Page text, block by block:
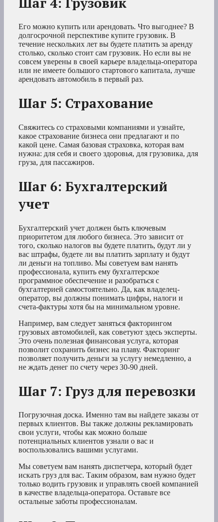
Его можно купить или арендовать. Что выгоднее? В
долгосрочной перспективе купите грузовик. В
течение нескольких лет вы будете платить за аренду
столько, сколько стоит сам грузовик. Но если вы не
совсем уверены в своей карьере владельца-оператора
или не имеете большого стартового капитала, лучше
арендовать автомобиль в первый раз.
Шаг 5: Страхование
Свяжитесь со страховыми компаниями и узнайте,
какое страхование бизнеса они предлагают и по
какой цене. Самая базовая страховка, которая вам
нужна: для себя и своего здоровья, для грузовика, для
груза, для пассажиров.
Шаг 6: Бухгалтерский
учет
Бухгалтерский учет должен быть ключевым
приоритетом для любого бизнеса. Это зависит от
того, сколько налогов вы будете платить, будут ли у
вас штрафы, будете ли вы платить зарплату и будут
ли деньги на топливо. Мы советуем вам нанять
профессионала, купить ему бухгалтерское
программное обеспечение и разобраться с
бухгалтерией самостоятельно. Да, как владелец-
оператор, вы должны понимать цифры, налоги и
счета-фактуры хотя бы на минимальном уровне.
Например, вам следует заняться факторингом
грузовых автомобилей, как советуют здесь эксперты.
Это очень полезная финансовая услуга, которая
позволит сохранить бизнес на плаву. Факторинг
позволяет получить деньги за услугу немедленно, а
не ждать денег по счету через 30-90 дней.
Шаг 7: Груз для перевозки
Погрузочная доска. Именно там вы найдете заказы от
первых клиентов. Вы также должны рекламировать
свои услуги, чтобы как можно больше
потенциальных клиентов узнали о вас и
воспользовались вашими услугами.
Мы советуем вам нанять диспетчера, который будет
искать груз для вас. Таким образом, вам нужно будет
только водить грузовик и управлять своей компанией
в качестве владельца-оператора. Оставьте все
остальные заботы профессионалам.